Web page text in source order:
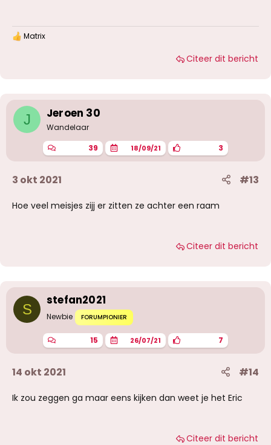
W
n
g
Matrix
Citeer dit bericht
J Jeroen 30
Wandelaar
39 18/09/21 3
3 okt 2021 #13
Hoe veel meisjes zijj er zitten ze achter een raam
Citeer dit bericht
S
stefan2021
Newbie FORUMPIONIER
15 26/07/21 7
14 okt 2021 #14
Ik zou zeggen ga maar eens kijken dan weet je het Eric
Citeer dit bericht